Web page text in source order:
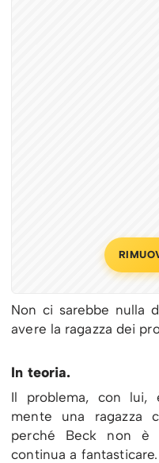
Non ci sarebbe nulla
avere la ragazza dei
In teoria.
Il problema, con lui,
mente una ragazza
perché Beck non è
continua a